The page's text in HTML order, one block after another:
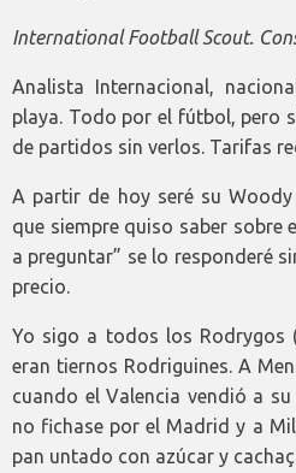
International Football Scout.
Analista Internacional,
playa. Todo por el fútbol, pero
de partidos sin verlos. Tarifas
A partir de hoy seré su
que siempre quiso saber sobre
a preguntar” se lo responderé
precio.
Yo sigo a todos los Rodrygos
eran tiernos Rodriguines. A
cuando el Valencia vendió a
no fichase por el Madrid y a
pan untado con azúcar y